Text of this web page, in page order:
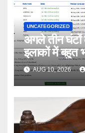
UNCATEGORIZED
अगले तीन
इलाकों में बहुत
AUG 10, 2026